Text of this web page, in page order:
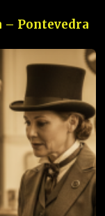
– Pontevedra